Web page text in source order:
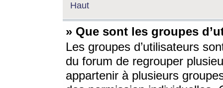
Haut
» Que sont les groupes
Les groupes d’utilisateurs
du forum de regrouper
appartenir à plusieurs